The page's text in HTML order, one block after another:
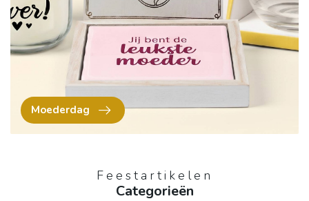
Moederdag
Feestartikelen
Categorieën